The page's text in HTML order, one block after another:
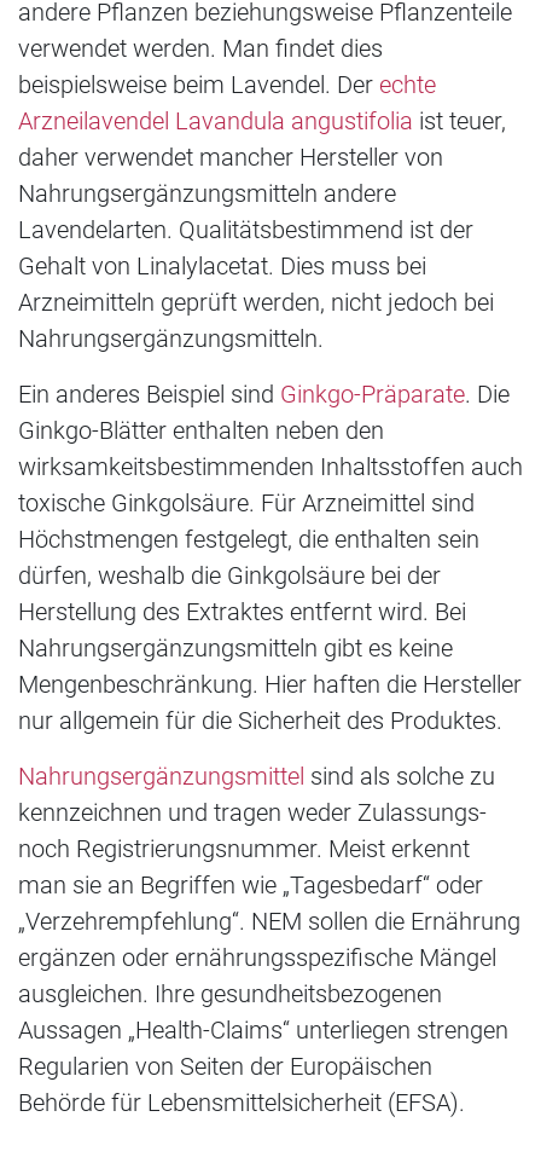
andere Pflanzen beziehungsweise Pflanzenteile
verwendet werden. Man findet dies
beispielsweise beim Lavendel. Der echte
Arzneilavendel Lavandula angustifolia ist teuer,
daher verwendet mancher Hersteller von
Nahrungsergänzungsmitteln andere
Lavendelarten. Qualitätsbestimmend ist der
Gehalt von Linalylacetat. Dies muss bei
Arzneimitteln geprüft werden, nicht jedoch bei
Nahrungsergänzungsmitteln.
Ein anderes Beispiel sind Ginkgo-Präparate. Die
Ginkgo-Blätter enthalten neben den
wirksamkeitsbestimmenden Inhaltsstoffen auch
toxische Ginkgolsäure. Für Arzneimittel sind
Höchstmengen festgelegt, die enthalten sein
dürfen, weshalb die Ginkgolsäure bei der
Herstellung des Extraktes entfernt wird. Bei
Nahrungsergänzungsmitteln gibt es keine
Mengenbeschränkung. Hier haften die Hersteller
nur allgemein für die Sicherheit des Produktes.
Nahrungsergänzungsmittel sind als solche zu
kennzeichnen und tragen weder Zulassungs-
noch Registrierungsnummer. Meist erkennt
man sie an Begriffen wie „Tagesbedarf“ oder
„Verzehrempfehlung“. NEM sollen die Ernährung
ergänzen oder ernährungsspezifische Mängel
ausgleichen. Ihre gesundheitsbezogenen
Aussagen „Health-Claims“ unterliegen strengen
Regularien von Seiten der Europäischen
Behörde für Lebensmittelsicherheit (EFSA).